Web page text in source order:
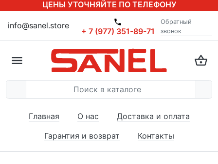
ЦЕНЫ УТОЧНЯЙТЕ ПО ТЕЛЕФОНУ
info@sanel.store
+ 7 (977) 351-89-71
Обратный
звонок
Главная О нас
Доставка и оплата
Гарантия и возврат
Контакты